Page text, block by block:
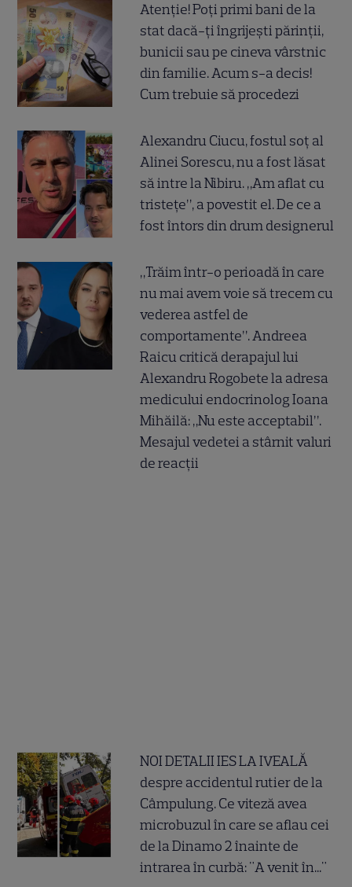
Atenție! Poți primi bani de la
stat dacă-ți îngrijești părinții,
bunicii sau pe cineva vârstnic
din familie. Acum s-a decis!
Cum trebuie să procedezi
Alexandru Ciucu, fostul soț al
Alinei Sorescu, nu a fost lăsat
să intre la Nibiru. „Am aflat cu
tristețe”, a povestit el. De ce a
fost întors din drum designerul
„Trăim într-o perioadă în care
nu mai avem voie să trecem cu
vederea astfel de
comportamente”. Andreea
Raicu critică derapajul lui
Alexandru Rogobete la adresa
medicului endocrinolog Ioana
Mihăilă: „Nu este acceptabil”.
Mesajul vedetei a stârnit valuri
de reacții
NOI DETALII IES LA IVEALĂ
despre accidentul rutier de la
Câmpulung. Ce viteză avea
microbuzul în care se aflau cei
de la Dinamo 2 înainte de
intrarea în curbă: "A venit în..."